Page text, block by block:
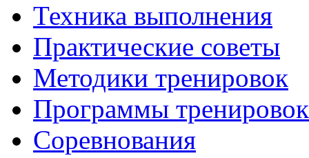
Техника выполнения
Практические советы
Методики тренировок
Программы тренировок
Соревнования